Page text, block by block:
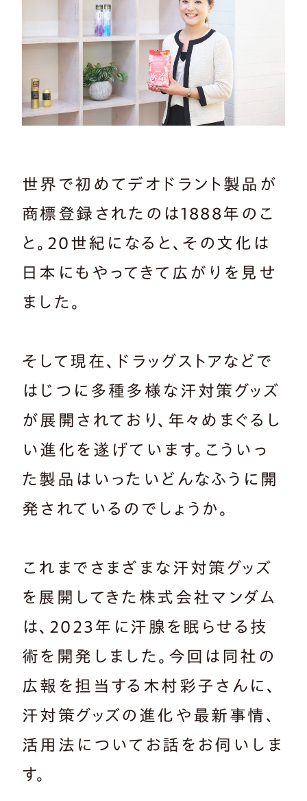
世界で初めてデオドラント製品が
商標登録されたのは1888年のこ
と。20世紀になると、その文化は
日本にもやってきて広がりを見せ
ました。
そして現在、ドラッグストアなどで
はじつに多種多様な汗対策グッズ
が展開されており、年々めまぐるし
い進化を遂げています。こういっ
た製品はいったいどんなふうに開
発されているのでしょうか。
これまでさまざまな汗対策グッズ
を展開してきた株式会社マンダム
は、2023年に汗腺を眠らせる技
術を開発しました。今回は同社の
広報を担当する木村彩子さんに、
汗対策グッズの進化や最新事情、
活用法についてお話をお伺いしま
す。